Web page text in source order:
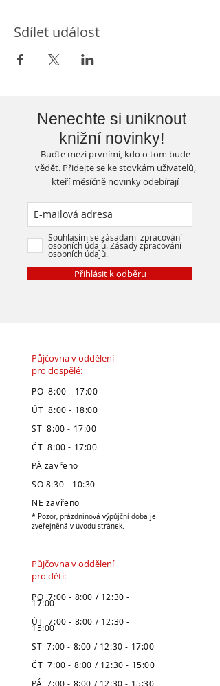
Sdílet událost
Nenechte si uniknout
knižní novinky!
Buďte mezi prvními, kdo o tom bude
vědět. Přidejte se ke stovkám uživatelů,
kteří měsíčně novinky odebírají
Souhlasím se zásadami zpracování
osobních údajů.Zásady zpracování
osobních údajů.
Přihlásit k odběru
Půjčovna v oddělení
pro dospělé:
PO 8:00 - 17:00
ÚT 8:00 - 18:00
ST 8:00 - 17:00
ČT 8:00 - 17:00
PÁ zavřeno
SO 8:30 - 10:30
NE zavřeno
* Pozor, prázdninová výpůjční doba je
zveřejněná v úvodu stránek.
Půjčovna v oddělení
pro děti:
PO 7:00 - 8:00 / 12:30 -
17:00
ÚT 7:00 - 8:00 / 12:30 -
15:00
ST 7:00 - 8:00 / 12:30 - 17:00
ČT 7:00 - 8:00 / 12:30 - 15:00
PÁ 7:00 - 8:00 / 12:30 - 15:30